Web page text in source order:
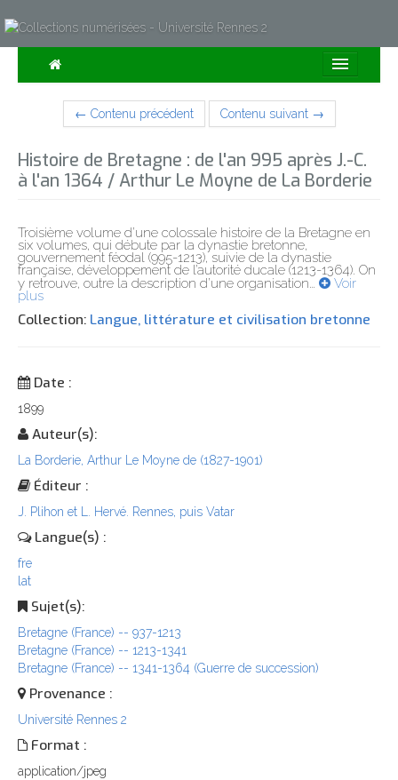
Consulter
Sur la Carte
À propos
Recherche avancée
← Contenu précédent Contenu suivant →
Histoire de Bretagne : de l'an 995 après J.-C.
à l'an 1364 / Arthur Le Moyne de La Borderie
Troisième volume d’une colossale histoire de la Bretagne en
six volumes, qui débute par la dynastie bretonne,
gouvernement féodal (995-1213), suivie de la dynastie
française, développement de l’autorité ducale (1213-1364). On
y retrouve, outre la description d’une organisation… Voir
plus
Collection: Langue, littérature et civilisation bretonne
Date :
1899
Auteur(s):
La Borderie, Arthur Le Moyne de (1827-1901)
Éditeur :
J. Plihon et L. Hervé. Rennes, puis Vatar
Langue(s) :
fre
lat
Sujet(s):
Bretagne (France) -- 937-1213
Bretagne (France) -- 1213-1341
Bretagne (France) -- 1341-1364 (Guerre de succession)
Provenance :
Université Rennes 2
Format :
application/jpeg